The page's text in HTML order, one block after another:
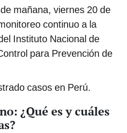
mañana, viernes 20 de
continuo a la
Instituto Nacional de
para Prevención de
casos en Perú.
¿Qué es y cuáles